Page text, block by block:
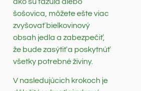
šošovica, môžete ešte viac
zvyšovať bielkovinový
obsah jedla a zabezpečiť,
že bude zasýtiť a poskytnúť
všetky potrebné živiny.
V nasledujúcich krokoch je